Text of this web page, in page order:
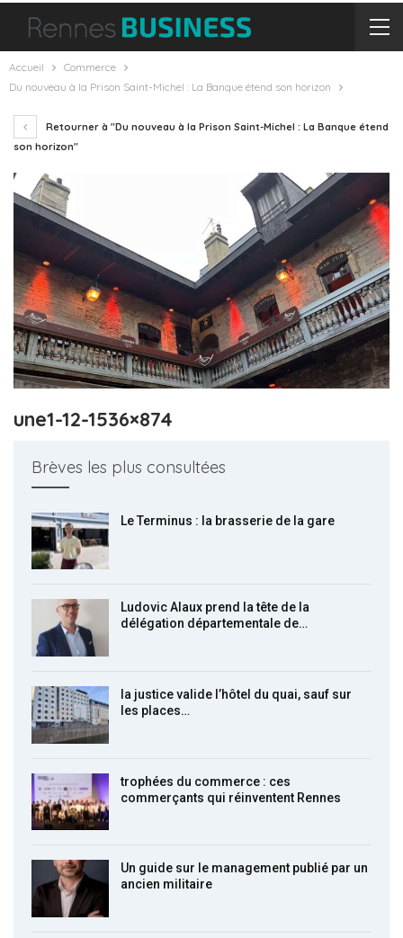
Accueil
Commerce
Du nouveau à la Prison Saint-Michel : La Banque étend son horizon
Retourner à "Du nouveau à la Prison Saint-Michel : La Banque étend
son horizon"
une1-12-1536×874
Brèves les plus consultées
Le Terminus : la brasserie de la gare
Ludovic Alaux prend la tête de la
délégation départementale de…
la justice valide l’hôtel du quai, sauf sur
les places…
trophées du commerce : ces
commerçants qui réinventent Rennes
Un guide sur le management publié par un
ancien militaire